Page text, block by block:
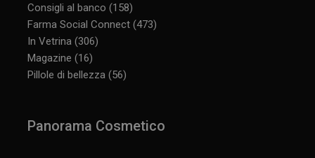
Consigli al banco (158)
Farma Social Connect (473)
In Vetrina (306)
Magazine (16)
Pillole di bellezza (56)
Panorama Cosmetico
CookieScriptConsent